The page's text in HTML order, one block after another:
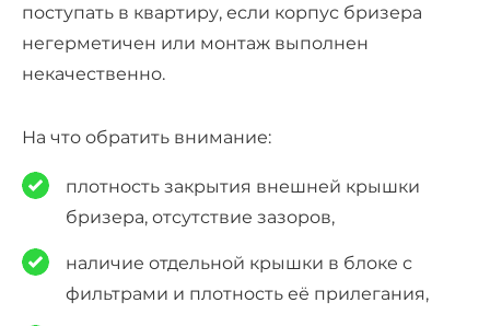
поступать в квартиру, если корпус бризера
негерметичен или монтаж выполнен
некачественно.
На что обратить внимание:
плотность закрытия внешней крышки
бризера, отсутствие зазоров,
наличие отдельной крышки в блоке с
фильтрами и плотность её прилегания,